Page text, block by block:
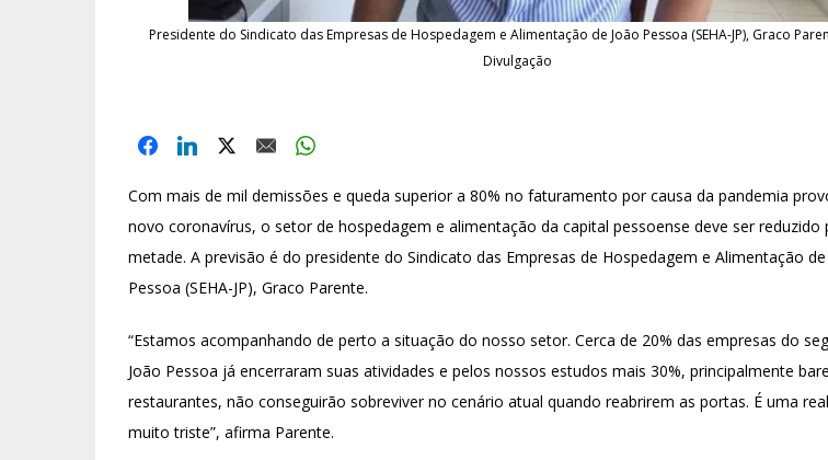
Presidente do Sindicato das Empresas de Hospedagem e Alimentação de João Pessoa (SEHA-JP), Graco
Divulgação
Com mais de mil demissões e queda superior a 80% no faturamento por causa da pandemia
novo coronavírus, o setor de hospedagem e alimentação da capital pessoense deve ser reduzido
metade. A previsão é do presidente do Sindicato das Empresas de Hospedagem e Alimentação de
Pessoa (SEHA-JP), Graco Parente.
“Estamos acompanhando de perto a situação do nosso setor. Cerca de 20% das empresas do
João Pessoa já encerraram suas atividades e pelos nossos estudos mais 30%, principalmente
restaurantes, não conseguirão sobreviver no cenário atual quando reabrirem as portas. É uma
muito triste”, afirma Parente.